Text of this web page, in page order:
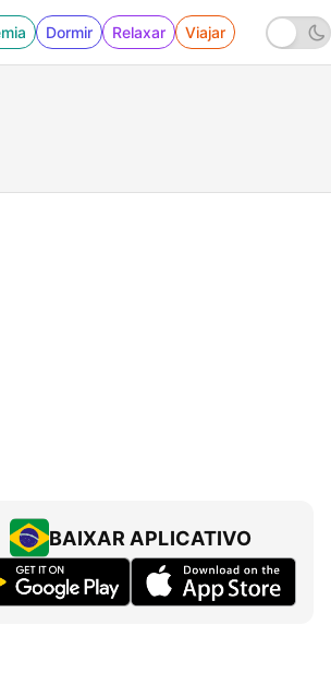
Dormir Relaxar Viajar
fooled the world | Matt
BAIXAR APLICATIVO